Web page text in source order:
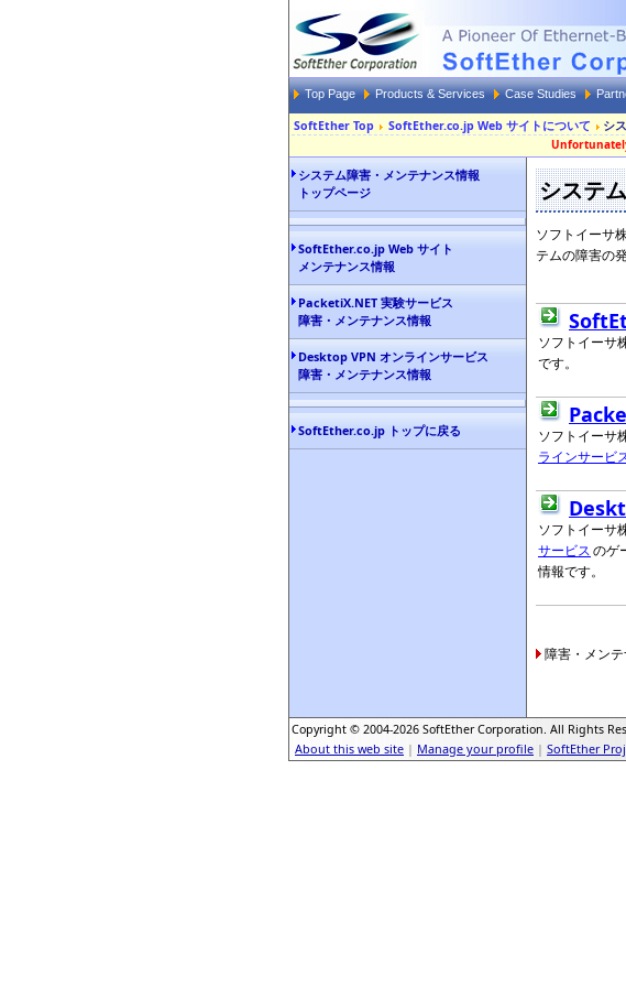
Top Page Products & Services Case Studies
SoftEther Top SoftEther.co.jp Web サイトについて シ
システム障害・メンテナンス情報
トップページ
SoftEther.co.jp Web サイト
メンテナンス情報
PacketiX.NET 実験サービス
障害・メンテナンス情報
Desktop VPN オンラインサービス
障害・メンテナンス情報
SoftEther.co.jp トップに戻る
システ
ソフトイーサ
テムの障害の
ソフトイーサ
です。
ソフトイーサ
ラインサービ
ソフトイーサ
サービスのゲ
情報です。
障害・メン
Copyright © 2004-2026 SoftEther Corporation. All Rights
About this web site | Manage your profile | SoftEther